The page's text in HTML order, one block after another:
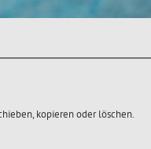
kopieren oder löschen.